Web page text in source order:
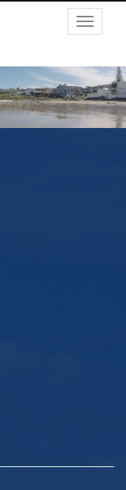
Toggle